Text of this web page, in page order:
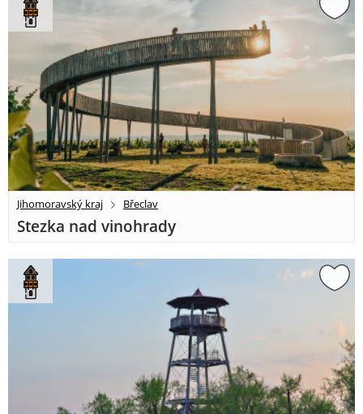
Jihomoravský kraj Břeclav
Stezka nad vinohrady